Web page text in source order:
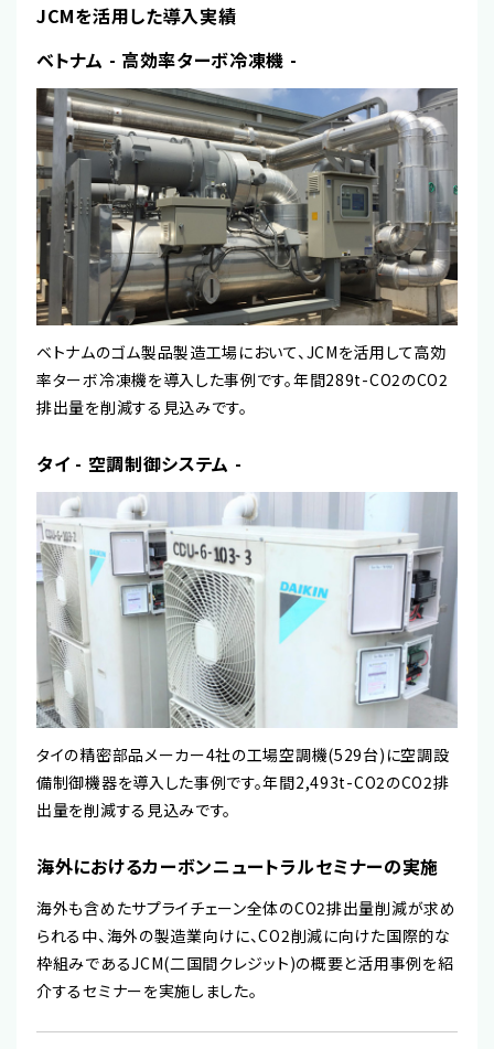
JCMを活用した導入実績
ベトナム - 高効率ターボ冷凍機 -
ベトナムのゴム製品製造工場において、JCMを活用して高効
率ターボ冷凍機を導入した事例です。年間289t-CO2のCO2
排出量を削減する見込みです。
タイ - 空調制御システム -
タイの精密部品メーカー4社の工場空調機(529台)に空調設
備制御機器を導入した事例です。年間2,493t-CO2のCO2排
出量を削減する見込みです。
海外におけるカーボンニュートラルセミナーの実施
海外も含めたサプライチェーン全体のCO2排出量削減が求め
られる中、海外の製造業向けに、CO2削減に向けた国際的な
枠組みであるJCM(二国間クレジット)の概要と活用事例を紹
介するセミナーを実施しました。